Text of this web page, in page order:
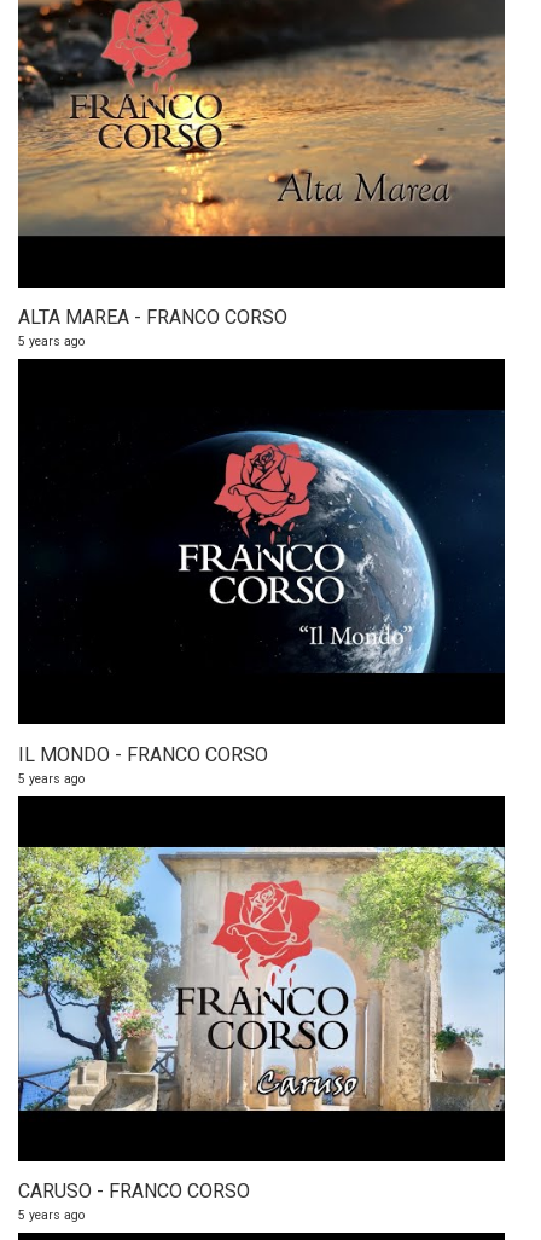
ALTA MAREA - FRANCO CORSO
5 years ago
IL MONDO - FRANCO CORSO
5 years ago
CARUSO - FRANCO CORSO
5 years ago